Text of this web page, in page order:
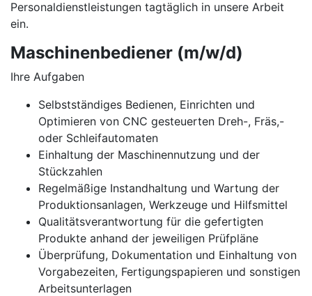
Personaldienstleistungen tagtäglich in unsere Arbeit
ein.
Maschinenbediener (m/w/d)
Ihre Aufgaben
Selbstständiges Bedienen, Einrichten und
Optimieren von CNC gesteuerten Dreh-, Fräs,-
oder Schleifautomaten
Einhaltung der Maschinennutzung und der
Stückzahlen
Regelmäßige Instandhaltung und Wartung der
Produktionsanlagen, Werkzeuge und Hilfsmittel
Qualitätsverantwortung für die gefertigten
Produkte anhand der jeweiligen Prüfpläne
Überprüfung, Dokumentation und Einhaltung von
Vorgabezeiten, Fertigungspapieren und sonstigen
Arbeitsunterlagen